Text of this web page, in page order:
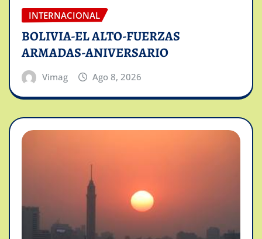
INTERNACIONAL
BOLIVIA-EL ALTO-FUERZAS
ARMADAS-ANIVERSARIO
Vimag Ago 8, 2026